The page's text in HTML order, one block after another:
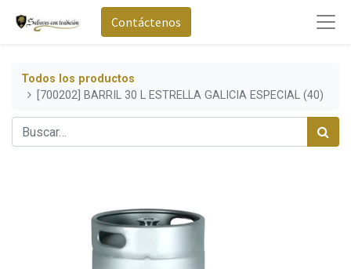
Contáctenos
Todos los productos
[700202] BARRIL 30 L ESTRELLA GALICIA ESPECIAL (40)